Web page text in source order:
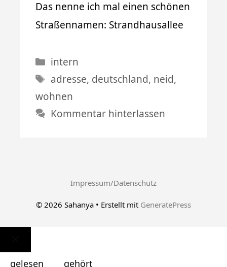
Das nenne ich mal einen schönen
Straßennamen: Strandhausallee
Kategorien
intern
Schlagwörter
adresse, deutschland, neid,
wohnen
Kommentar hinterlassen
Impressum/Datenschutz
© 2026 Sahanya • Erstellt mit GeneratePress
Schließen
gelesen gehört